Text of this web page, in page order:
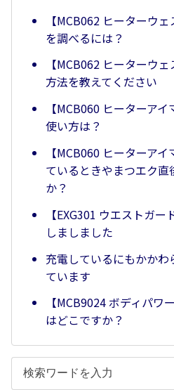
【MCB062 ヒーターウ
を調べるには？
【MCB062 ヒーターウ
方法を教えてください
【MCB060 ヒーターア
使い方は？
【MCB060 ヒーターア
ているときやまつエク
か？
【EXG301 ウエストガ
しましました
充電しているにもかか
ています
【MCB9024 ボディパワ
はどこですか？